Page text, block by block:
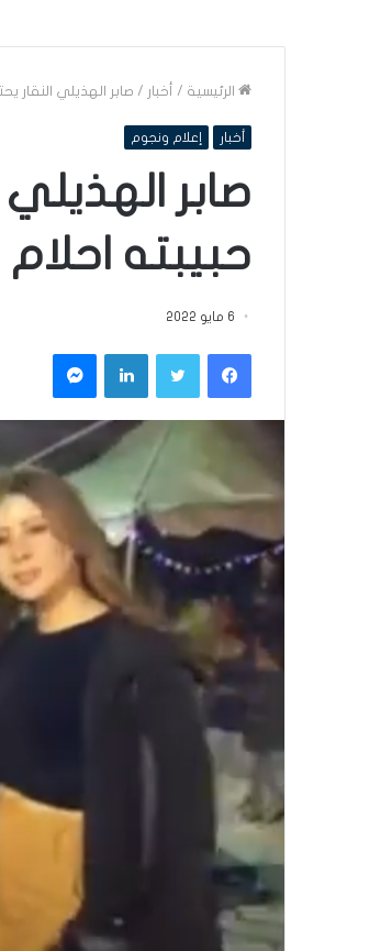
الرئيسية / أخبار / صابر الهذيلي النقار
أخبار إعلام ونجوم
صابر
حبيبته احلام
6 مايو 2022
فيسبوكتويتر لينكدإن ماسنجر